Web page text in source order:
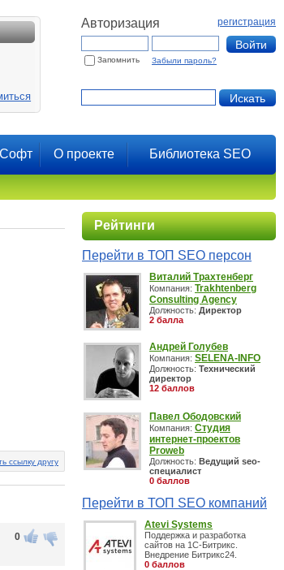
Авторизация регистрация
Запомнить Забыли пароль?
Софт О проекте Библиотека SEO
ссылку другу
0
Рейтинги
Перейти в ТОП SEO персон
Виталий Трахтенберг
Компания: Trakhtenberg
Consulting Agency
Должность: Директор
2 балла
Андрей Голубев
Компания: SELENA-INFO
Должность: Технический
директор
12 баллов
Павел Ободовский
Компания: Студия
интернет-проектов
Proweb
Должность: Ведущий seo-
специалист
0 баллов
Перейти в ТОП SEO компаний
Atevi Systems
Поддержка и разработка
сайтов на 1С-Битрикс.
Внедрение Битрикс24.
0 баллов